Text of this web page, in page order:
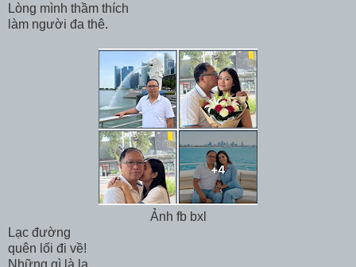
Lòng mình thầm thích
làm người đa thê.
Ảnh fb bxl
Lạc đường
quên lối đi về!
Những gì là lạ